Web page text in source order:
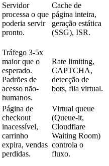
Servidor
processa o que
poderia servir
pronto.
Cache de
página inteira,
geração estática
(SSG), ISR.
Tráfego 3-5x
maior que o
esperado.
Padrões de
acesso não-
humanos.
Rate limiting,
CAPTCHA,
detecção de
bots, fila virtual.
Página de
checkout
inacessível,
carrinho
expira, vendas
perdidas.
Virtual queue
(Queue-it,
Cloudflare
Waiting Room)
controla o
fluxo.